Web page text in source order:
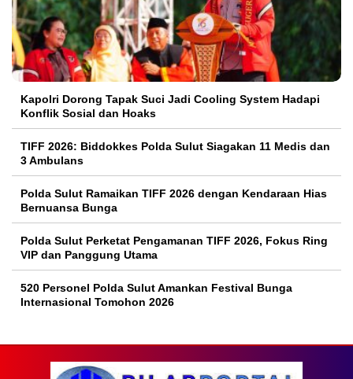
Kapolri Dorong Tapak Suci Jadi Cooling System Hadapi
Konflik Sosial dan Hoaks
TIFF 2026: Biddokkes Polda Sulut Siagakan 11 Medis dan
3 Ambulans
Polda Sulut Ramaikan TIFF 2026 dengan Kendaraan Hias
Bernuansa Bunga
Polda Sulut Perketat Pengamanan TIFF 2026, Fokus Ring
VIP dan Panggung Utama
520 Personel Polda Sulut Amankan Festival Bunga
Internasional Tomohon 2026